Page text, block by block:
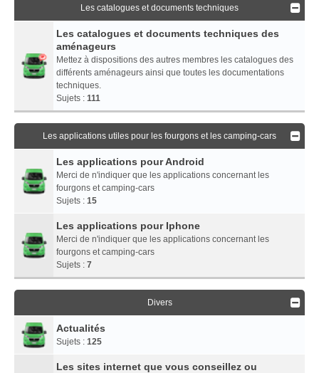
Les catalogues et documents techniques
Les catalogues et documents techniques des
aménageurs
Mettez à dispositions des autres membres les catalogues des
différents aménageurs ainsi que toutes les documentations
techniques.
Sujets : 111
Les applications utiles pour les fourgons et les camping-cars
Les applications pour Android
Merci de n'indiquer que les applications concernant les
fourgons et camping-cars
Sujets : 15
Les applications pour Iphone
Merci de n'indiquer que les applications concernant les
fourgons et camping-cars
Sujets : 7
Divers
Actualités
Sujets : 125
Les sites internet que vous conseillez ou